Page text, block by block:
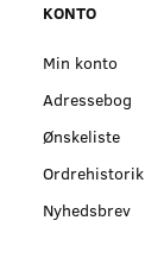
KONTO
Min konto
Adressebog
Ønskeliste
Ordrehistorik
Nyhedsbrev